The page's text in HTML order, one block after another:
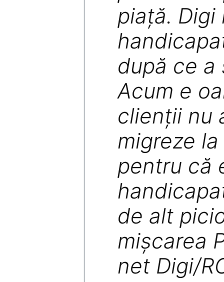
piaţă. Digi
după ce a
Acum e
clienţii nu
migreze
pentru că
de alt
mişcarea
net Digi/